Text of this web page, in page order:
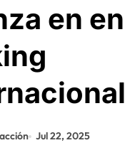
en en
Jul 22, 2025